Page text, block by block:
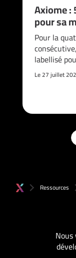
Axiome
pour sa
Pour la
labellisé
Le 27 juillet
Ressources